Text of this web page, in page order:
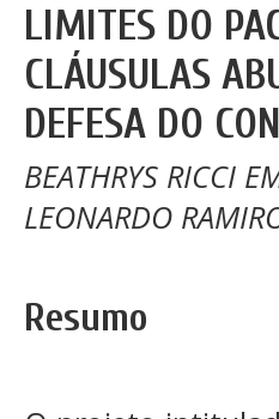
LIMITES DO
CLÁUSULAS
DEFESA DO
BEATHRYS RICCI
LEONARDO
Resumo